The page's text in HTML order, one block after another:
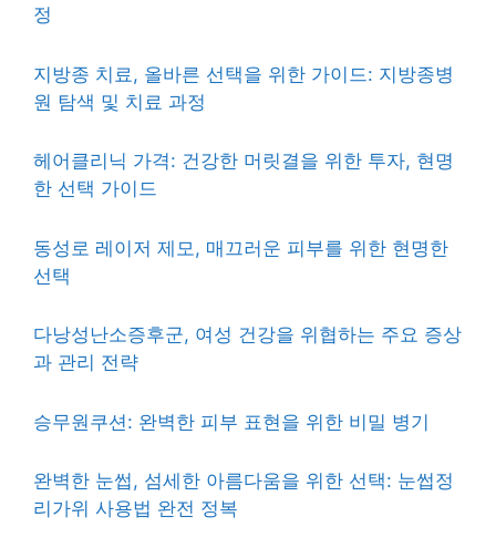
정
지방종 치료, 올바른 선택을 위한 가이드: 지방종병
원 탐색 및 치료 과정
헤어클리닉 가격: 건강한 머릿결을 위한 투자, 현명
한 선택 가이드
동성로 레이저 제모, 매끄러운 피부를 위한 현명한
선택
다낭성난소증후군, 여성 건강을 위협하는 주요 증상
과 관리 전략
승무원쿠션: 완벽한 피부 표현을 위한 비밀 병기
완벽한 눈썹, 섬세한 아름다움을 위한 선택: 눈썹정
리가위 사용법 완전 정복